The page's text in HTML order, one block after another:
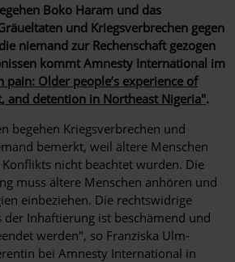
Boko Haram und das
und Kriegsverbrechen gegen
niemand zur Rechenschaft gezogen
kommt Amnesty International im
pain: Older people’s experience of
and detention in Northeast Nigeria".
begehen Kriegsverbrechen und
bemerkt, weil ältere Menschen
nicht beachtet wurden. Die
muss ältere Menschen anhören und
einbeziehen. Die rechtswidrige
der Inhaftierung ist beschämend und
werden", so Franziska Ulm-
bei Amnesty International in